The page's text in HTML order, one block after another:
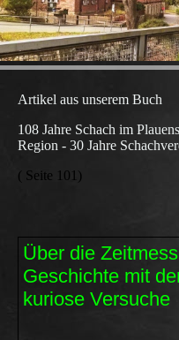
Artikel aus unserem Buch
108 Jahre Schach im
Region - 30 Jahre
( Seite 101)
Über die
Geschichte mit
kuriose Versuche